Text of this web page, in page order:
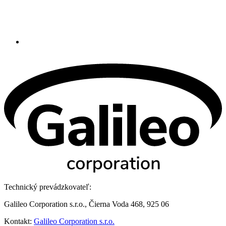
Technický prevádzkovateľ:
Galileo Corporation s.r.o., Čierna Voda 468, 925 06
Kontakt: Galileo Corporation s.r.o.